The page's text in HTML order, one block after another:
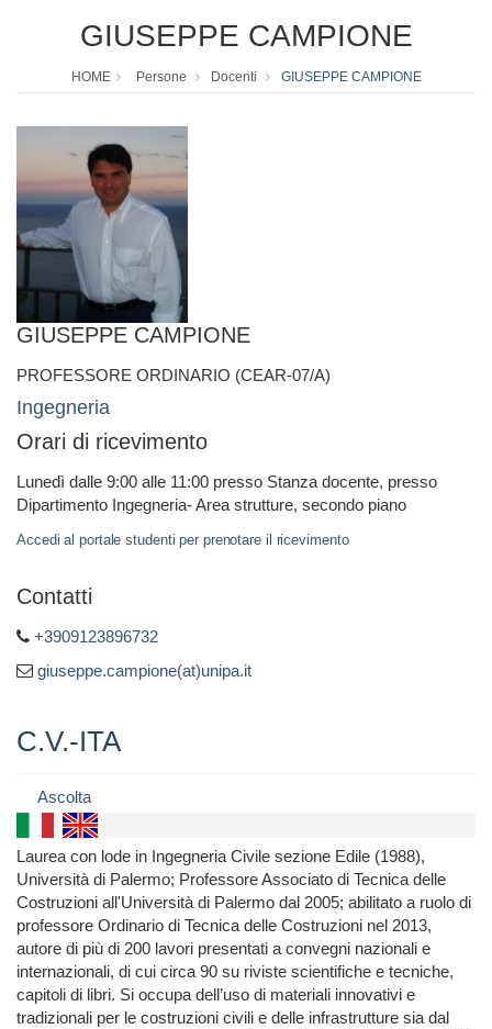
GIUSEPPE CAMPIONE
HOME Persone Docenti GIUSEPPE CAMPIONE
GIUSEPPE CAMPIONE
PROFESSORE ORDINARIO (CEAR-07/A)
Ingegneria
Orari di ricevimento
Lunedì dalle 9:00 alle 11:00 presso Stanza docente, presso
Dipartimento Ingegneria- Area strutture, secondo piano
Accedi al portale studenti per prenotare il ricevimento
Contatti
+3909123896732
giuseppe.campione(at)unipa.it
C.V.-ITA
Ascolta
Laurea con lode in Ingegneria Civile sezione Edile (1988),
Università di Palermo; Professore Associato di Tecnica delle
Costruzioni all'Università di Palermo dal 2005; abilitato a ruolo di
professore Ordinario di Tecnica delle Costruzioni nel 2013,
autore di più di 200 lavori presentati a convegni nazionali e
internazionali, di cui circa 90 su riviste scientifiche e tecniche,
capitoli di libri. Si occupa dell’uso di materiali innovativi e
tradizionali per le costruzioni civili e delle infrastrutture sia dal